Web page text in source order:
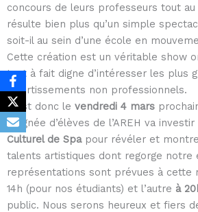
concours de leurs professeurs tout au
résulte bien plus qu’un simple
soit-il au sein d’une école en
Cette création est un véritable show
tout à fait digne d’intéresser les plus
divertissements non professionnels.
C’est donc le vendredi 4 mars
poignée d’élèves de l’AREH va investir
Culturel de Spapour révéler et
talents artistiques dont regorge notre
représentations sont prévues à cette
14h (pour nos étudiants) et l’autre à
public. Nous serons heureux et fiers